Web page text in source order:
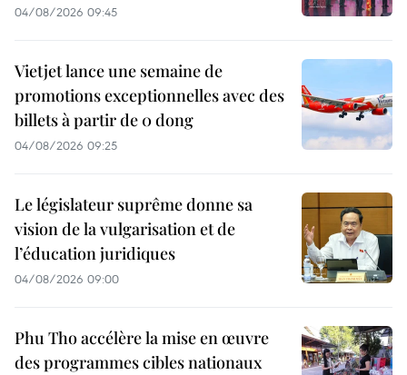
04/08/2026 09:45
Vietjet lance une semaine de
promotions exceptionnelles avec des
billets à partir de 0 dong
04/08/2026 09:25
Le législateur suprême donne sa
vision de la vulgarisation et de
l’éducation juridiques
04/08/2026 09:00
Phu Tho accélère la mise en œuvre
des programmes cibles nationaux